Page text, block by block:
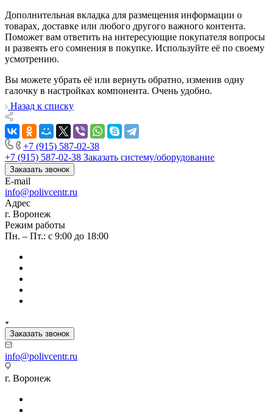
Дополнительная вкладка для размещения информации о
товарах, доставке или любого другого важного контента.
Поможет вам ответить на интересующие покупателя вопросы
и развеять его сомнения в покупке. Используйте её по своему
усмотрению.
Вы можете убрать её или вернуть обратно, изменив одну
галочку в настройках компонента. Очень удобно.
Назад к списку
+7 (915) 587-02-38
+7 (915) 587-02-38 Заказать систему/оборудование
Заказать звонок
E-mail
info@polivcentr.ru
Адрес
г. Воронеж
Режим работы
Пн. – Пт.: с 9:00 до 18:00
Заказать звонок
info@polivcentr.ru
г. Воронеж